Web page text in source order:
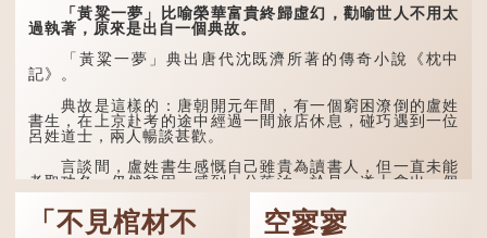
孔子在《論語·子罕》
也說：「知者不惑，仁者不
憂，勇者不懼。」「知」與
智慧的「智」相通，四十歲
的男人應已累積足夠智慧，
不再對自己的人生感到困
惑、憂慮與恐懼。
「黃粱一夢」比喻榮華富貴終歸虛幻，勸喻世人不用太
過執著，原來是出自一個典故。
「黃粱一夢」典出唐代沈既濟所著的傳奇小說《枕中
記》。
典故是這樣的：唐朝開元年間，有一個窮困潦倒的盧姓
書生，在上京赴考的途中經過一間旅店休息，碰巧遇到一位
呂姓道士，兩人暢談甚歡。
言談間，盧姓書生感慨自己雖貴為讀書人，但一直未能
考取功名，仍然貧困，感到十分落泊。於是，道士拿出一個
青瓷枕頭，讓...
「不見棺材不
空寥寥